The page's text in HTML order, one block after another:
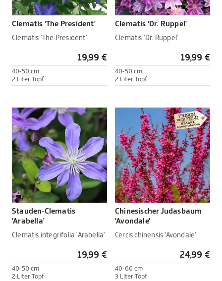
Clematis 'The President'
Clematis 'The President'
19,99 €
40-50 cm
2 Liter Topf
Clematis 'Dr. Ruppel'
Clematis 'Dr. Ruppel'
19,99 €
40-50 cm
2 Liter Topf
Stauden-Clematis
'Arabella'
Clematis integrifolia 'Arabella'
19,99 €
40-50 cm
2 Liter Topf
Chinesischer Judasbaum
'Avondale'
Cercis chinensis 'Avondale'
24,99 €
40-60 cm
3 Liter Topf